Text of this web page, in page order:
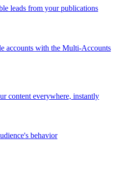
leads from your publications
accounts with the Multi-Accounts
content everywhere, instantly
behavior